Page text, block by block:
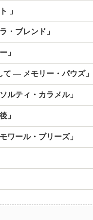
」
・ブレンド」
」
― メモリー・パウズ」
ティ・カラメル」
」
ール・ブリーズ」